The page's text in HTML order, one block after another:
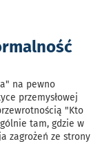
na pewno
przemysłowej
"Kto
tam, gdzie w
zagrożeń ze strony